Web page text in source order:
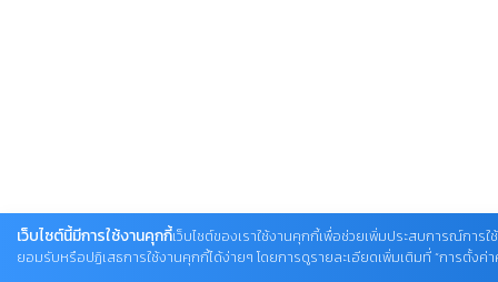
เว็บไซต์นี้มีการใช้งานคุกกี้เว็บไซต์ของเราใช้งานคุกกี้เพื่อช่วยเพิ่มประสบการณ์การ
ยอมรับหรือปฏิเสธการใช้งานคุกกี้ได้ง่ายๆ โดยการดูรายละเอียดเพิ่มเติมที่ “การตั้งค่